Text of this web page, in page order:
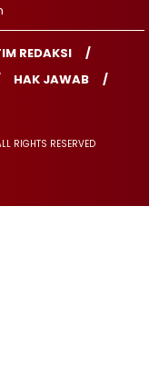
REDAKSI
HAK JAWAB
RIGHTS RESERVED